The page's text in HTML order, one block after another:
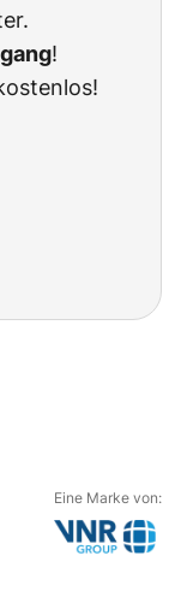
!
Eine Marke von: